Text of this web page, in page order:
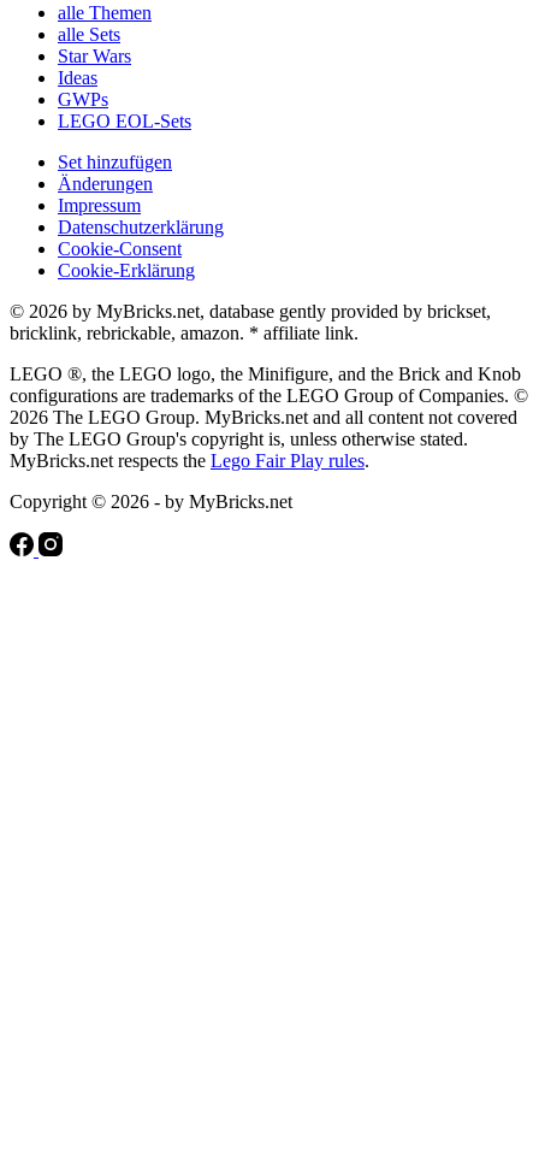
alle Themen
alle Sets
Star Wars
Ideas
GWPs
LEGO EOL-Sets
Set hinzufügen
Änderungen
Impressum
Datenschutzerklärung
Cookie-Consent
Cookie-Erklärung
© 2026 by MyBricks.net, database gently provided by brickset,
bricklink, rebrickable, amazon. * affiliate link.
LEGO ®, the LEGO logo, the Minifigure, and the Brick and Knob
configurations are trademarks of the LEGO Group of Companies. ©
2026 The LEGO Group. MyBricks.net and all content not covered
by The LEGO Group's copyright is, unless otherwise stated.
MyBricks.net respects the Lego Fair Play rules.
Copyright © 2026 - by MyBricks.net